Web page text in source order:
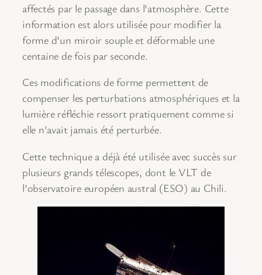
affectés par le passage dans l’atmosphère. Cette
information est alors utilisée pour modifier la
forme d’un miroir souple et déformable une
centaine de fois par seconde.
Ces modifications de forme permettent de
compenser les perturbations atmosphériques et la
lumière réfléchie ressort pratiquement comme si
elle n’avait jamais été perturbée.
Cette technique a déjà été utilisée avec succès sur
plusieurs grands télescopes, dont le VLT de
l’observatoire européen austral (ESO) au Chili.